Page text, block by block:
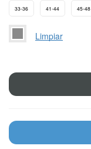
33-36 41-44 45-48
Limpiar